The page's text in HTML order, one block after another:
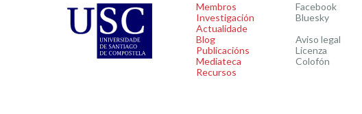
Membros
Investigación
Actualidade
Blog
Publicacións
Mediateca
Recursos
Facebook
Bluesky
Aviso legal
Licenza
Colofón